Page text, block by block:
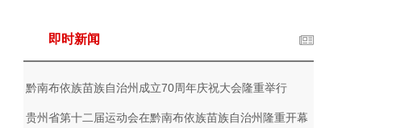
即时新闻
黔南布依族苗族自治州成立70周年庆祝大会隆重举行
贵州省第十二届运动会在黔南布依族苗族自治州隆重开幕